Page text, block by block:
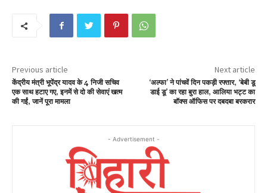
Previous article
केंद्रीय मंत्री भूपेंद्र यादव के 4 निजी सचिव
एक साथ हटाए गए, इनमें से दो की सेवाएं खत्म
की गईं, जानें पूरा मामला
Next article
‘अल्फा’ ने पांचवें दिन पकड़ी रफ्तार, ‘बेबी डू
डाई डू’ का रहा बुरा हाल, आलिया भट्ट का
बॉक्स ऑफिस पर दबदबा बरकरार
- Advertisement -